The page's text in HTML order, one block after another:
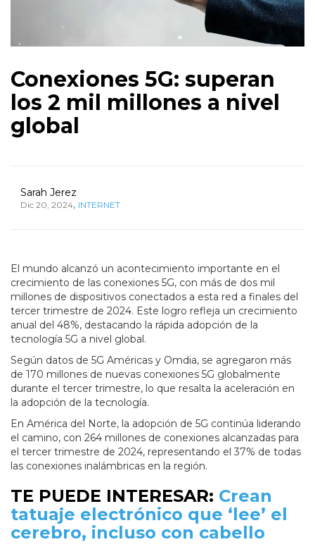
Conexiones 5G: superan
los 2 mil millones a nivel
global
Sarah Jerez
Dic 20, 2024, INTERNET
El mundo alcanzó un acontecimiento importante en el
crecimiento de las conexiones 5G, con más de dos mil
millones de dispositivos conectados a esta red a finales del
tercer trimestre de 2024. Este logro refleja un crecimiento
anual del 48%, destacando la rápida adopción de la
tecnología 5G a nivel global.
Según datos de 5G Américas y Omdia, se agregaron más
de 170 millones de nuevas conexiones 5G globalmente
durante el tercer trimestre, lo que resalta la aceleración en
la adopción de la tecnología.
En América del Norte, la adopción de 5G continúa liderando
el camino, con 264 millones de conexiones alcanzadas para
el tercer trimestre de 2024, representando el 37% de todas
las conexiones inalámbricas en la región.
TE PUEDE INTERESAR: Crean
tatuaje electrónico que ‘lee’ el
cerebro, incluso con cabello